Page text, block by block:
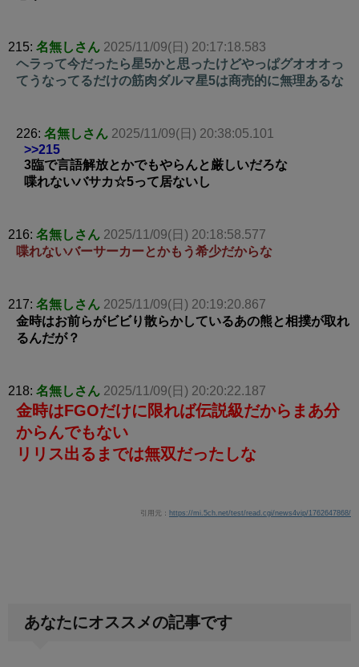
215: 名無しさん 2025/11/09(日) 20:17:18.583
ヘラって今だったら星5かと思ったけどやっぱグオオオっ
てうなってるだけの筋肉ダルマ星5は商売的に無理あるな
226: 名無しさん 2025/11/09(日) 20:38:05.101
>>215
3臨で言語解放とかでもやらんと厳しいだろな
喋れないバサカ☆5って居ないし
216: 名無しさん 2025/11/09(日) 20:18:58.577
喋れないバーサーカーとかもう希少だからな
217: 名無しさん 2025/11/09(日) 20:19:20.867
金時はお前らがビビり散らかしているあの熊と相撲が取れ
るんだが？
218: 名無しさん 2025/11/09(日) 20:20:22.187
金時はFGOだけに限れば伝説級だからまあ分
からんでもない
リリス出るまでは無双だったしな
引用元： https://mi.5ch.net/test/read.cgi/news4vip/1762647868/
あなたにオススメの記事です